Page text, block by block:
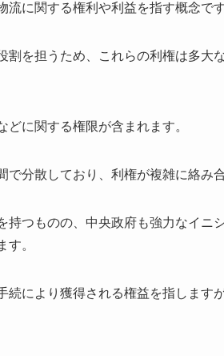
に関する権利や利益を指す概念です
を担うため、これらの利権は多大
に関する権限が含まれます。
分散しており、利権が複雑に絡み
つものの、中央政府も強力なイニ
す。
続により獲得される権益を指します